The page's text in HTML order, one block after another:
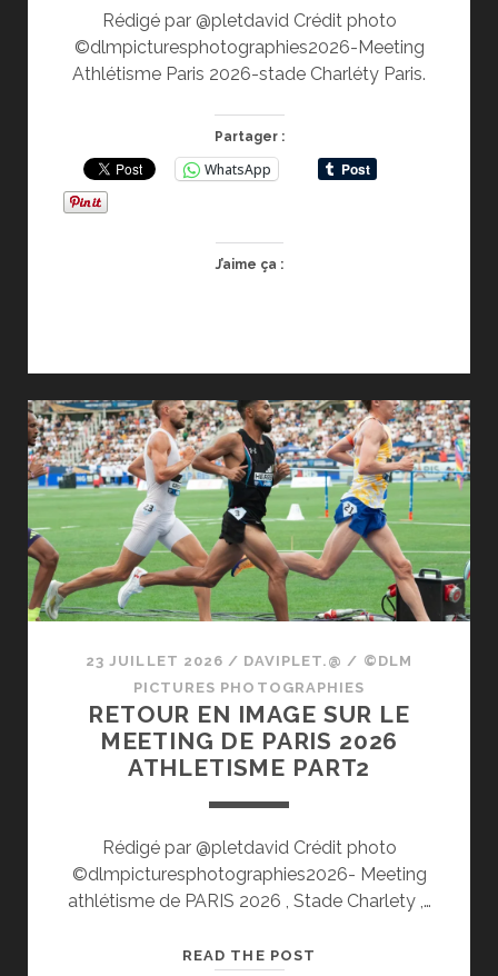
Rédigé par @pletdavid Crédit photo
©dlmpicturesphotographies2026-Meeting
Athlétisme Paris 2026-stade Charléty Paris.
Partager :
WhatsApp
J’aime ça :
23 JUILLET 2026 / DAVIPLET.@ / ©DLM
PICTURES PHOTOGRAPHIES
RETOUR EN IMAGE SUR LE
MEETING DE PARIS 2026
ATHLETISME PART2
Rédigé par @pletdavid Crédit photo
©dlmpicturesphotographies2026- Meeting
athlétisme de PARIS 2026 , Stade Charlety ,…
READ THE POST